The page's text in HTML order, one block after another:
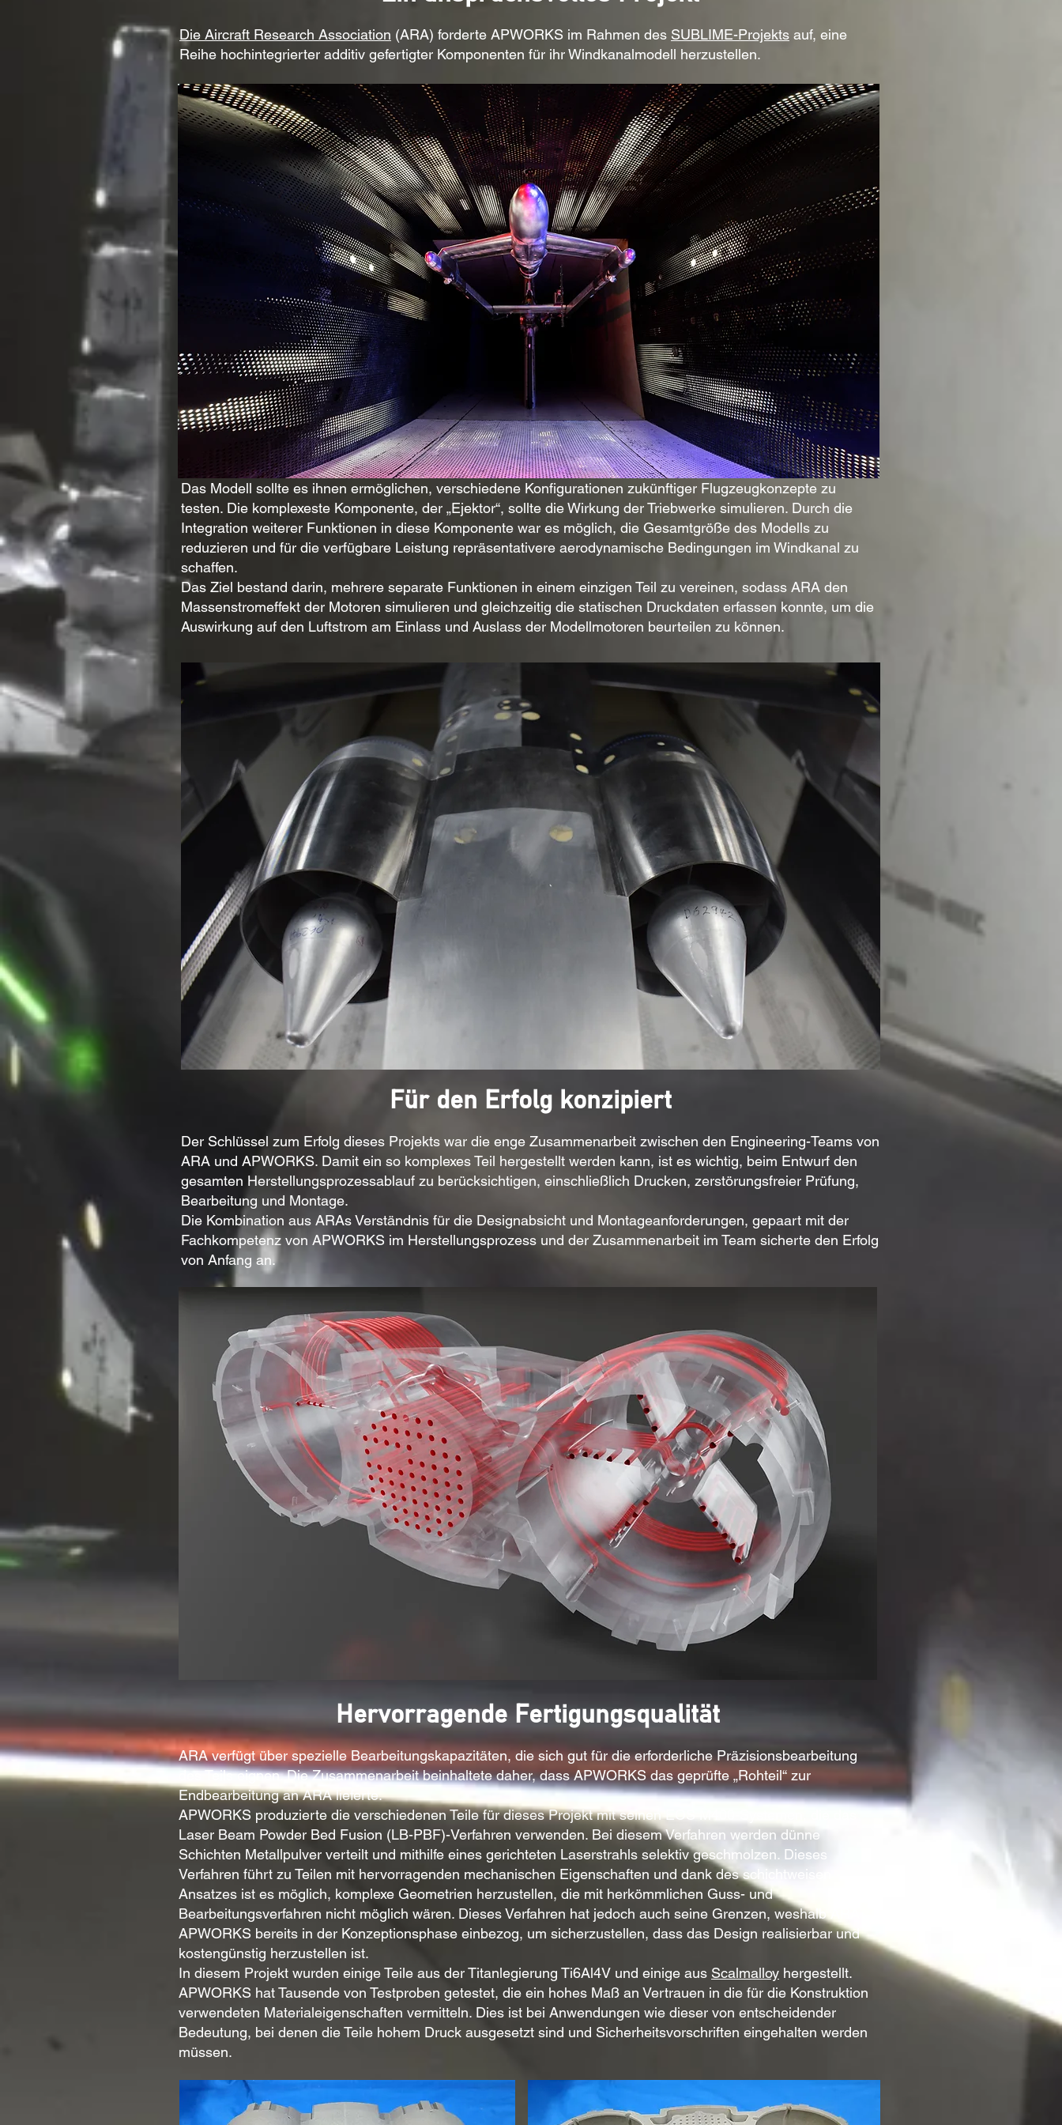
Die Aircraft Research Association (ARA) forderte APWORKS im Rahmen des SUBLIME-Projekts auf, eine
Reihe hochintegrierter additiv gefertigter Komponenten für ihr Windkanalmodell herzustellen.
Das Modell sollte es ihnen ermöglichen, verschiedene Konfigurationen zukünftiger Flugzeugkonzepte zu
testen. Die komplexeste Komponente, der „Ejektor“, sollte die Wirkung der Triebwerke simulieren. Durch die
Integration weiterer Funktionen in diese Komponente war es möglich, die Gesamtgröße des Modells zu
reduzieren und für die verfügbare Leistung repräsentativere aerodynamische Bedingungen im Windkanal zu
schaffen.
Das Ziel bestand darin, mehrere separate Funktionen in einem einzigen Teil zu vereinen, sodass ARA den
Massenstromeffekt der Motoren simulieren und gleichzeitig die statischen Druckdaten erfassen konnte, um die
Auswirkung auf den Luftstrom am Einlass und Auslass der Modellmotoren beurteilen zu können.
Für den Erfolg konzipiert
Der Schlüssel zum Erfolg dieses Projekts war die enge Zusammenarbeit zwischen den Engineering-Teams von
ARA und APWORKS. Damit ein so komplexes Teil hergestellt werden kann, ist es wichtig, beim Entwurf den
gesamten Herstellungsprozessablauf zu berücksichtigen, einschließlich Drucken, zerstörungsfreier Prüfung,
Bearbeitung und Montage.
Die Kombination aus ARAs Verständnis für die Designabsicht und Montageanforderungen, gepaart mit der
Fachkompetenz von APWORKS im Herstellungsprozess und der Zusammenarbeit im Team sicherte den Erfolg
von Anfang an.
Hervorragende Fertigungsqualität
ARA verfügt über spezielle Bearbeitungskapazitäten, die sich gut für die erforderliche Präzisionsbearbeitung
des Teils eignen. Die Zusammenarbeit beinhaltete daher, dass APWORKS das geprüfte „Rohteil“ zur
Endbearbeitung an ARA lieferte.
APWORKS produzierte die verschiedenen Teile für dieses Projekt mit seinen EOS M400-Systemen, die das
Laser Beam Powder Bed Fusion (LB-PBF)-Verfahren verwenden. Bei diesem Verfahren werden dünne
Schichten Metallpulver verteilt und mithilfe eines gerichteten Laserstrahls selektiv geschmolzen. Dieses
Verfahren führt zu Teilen mit hervorragenden mechanischen Eigenschaften und dank des schichtweisen
Ansatzes ist es möglich, komplexe Geometrien herzustellen, die mit herkömmlichen Guss- und
Bearbeitungsverfahren nicht möglich wären. Dieses Verfahren hat jedoch auch seine Grenzen, weshalb ARA
APWORKS bereits in der Konzeptionsphase einbezog, um sicherzustellen, dass das Design realisierbar und
kostengünstig herzustellen ist.
In diesem Projekt wurden einige Teile aus der Titanlegierung Ti6Al4V und einige aus Scalmalloy hergestellt.
APWORKS hat Tausende von Testproben getestet, die ein hohes Maß an Vertrauen in die für die Konstruktion
verwendeten Materialeigenschaften vermitteln. Dies ist bei Anwendungen wie dieser von entscheidender
Bedeutung, bei denen die Teile hohem Druck ausgesetzt sind und Sicherheitsvorschriften eingehalten werden
müssen.